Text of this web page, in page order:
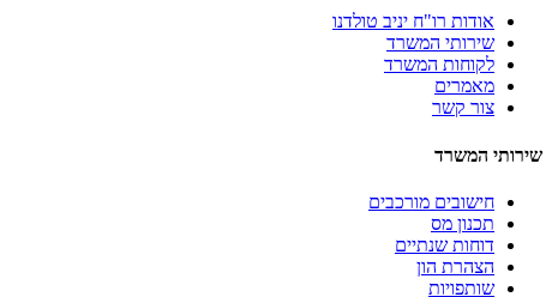
אודות רו"ח יניב טולדנו
שירותי המשרד
לקוחות המשרד
מאמרים
צור קשר
שירותי המשרד
חישובים מורכבים
תכנון מס
דוחות שנתיים
הצהרת הון
שותפויות